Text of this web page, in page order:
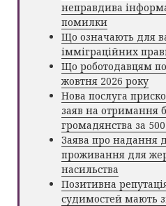
неправдива
помилки
Що означають для
імміграційних
Що роботодавцям
жовтня 2026 року
Нова послуга
заяв на отримання
громадянства за
Заява про надання
проживання для
насильства
Позитивна
судимостей мають